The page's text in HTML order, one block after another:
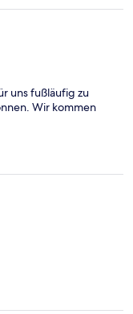
uns fußläufig zu
Wir kommen